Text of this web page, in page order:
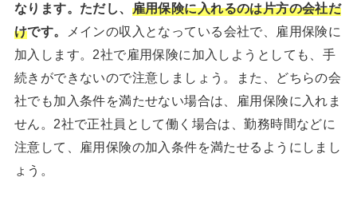
なります。ただし、 雇用保険に入れるのは片方の会社だ
けです。
メインの収入となっている会社で、雇用保険に
加入します。2社で雇用保険に加入しようとしても、手
続きができないので注意しましょう。また、どちらの会
社でも加入条件を満たせない場合は、雇用保険に入れま
せん。2社で正社員として働く場合は、勤務時間などに
注意して、雇用保険の加入条件を満たせるようにしまし
ょう。